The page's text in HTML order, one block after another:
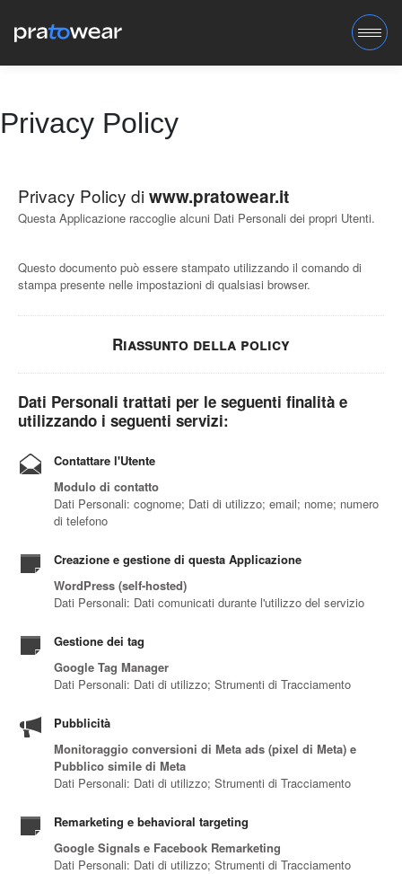
Privacy Policy
Privacy Policy di www.pratowear.it
Questa Applicazione raccoglie alcuni Dati Personali dei propri Utenti.
Questo documento può essere stampato utilizzando il comando di
stampa presente nelle impostazioni di qualsiasi browser.
Riassunto della policy
Dati Personali trattati per le seguenti finalità e
utilizzando i seguenti servizi:
Contattare l'Utente
Modulo di contatto
Dati Personali: cognome; Dati di utilizzo; email; nome; numero
di telefono
Creazione e gestione di questa Applicazione
WordPress (self-hosted)
Dati Personali: Dati comunicati durante l'utilizzo del servizio
Gestione dei tag
Google Tag Manager
Dati Personali: Dati di utilizzo; Strumenti di Tracciamento
Pubblicità
Monitoraggio conversioni di Meta ads (pixel di Meta) e
Pubblico simile di Meta
Dati Personali: Dati di utilizzo; Strumenti di Tracciamento
Remarketing e behavioral targeting
Google Signals e Facebook Remarketing
Dati Personali: Dati di utilizzo; Strumenti di Tracciamento